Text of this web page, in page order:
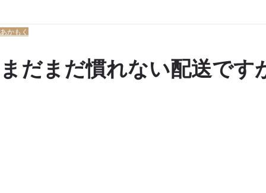
あかもく
まだまだ慣れない配送です